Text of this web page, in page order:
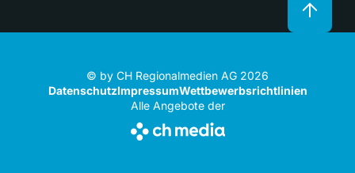
© by CH Regionalmedien AG 2026
DatenschutzImpressumWettbewerbsrichtlinien
Alle Angebote der